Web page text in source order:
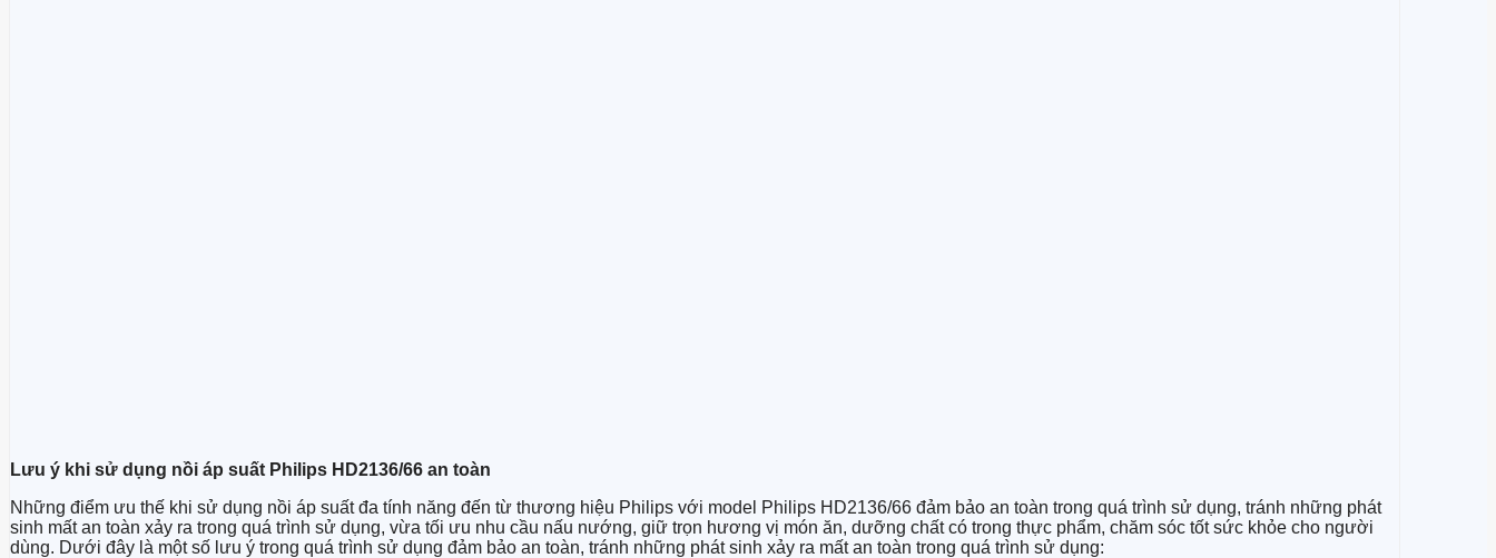
Lưu ý khi sử dụng nồi áp suất Philips HD2136/66 an toàn
Những điểm ưu thế khi sử dụng nồi áp suất đa tính năng đến từ thương hiệu Philips với model Philips HD2136/66 đảm bảo an toàn trong quá trình sử dụng, tránh những phát
sinh mất an toàn xảy ra trong quá trình sử dụng, vừa tối ưu nhu cầu nấu nướng, giữ trọn hương vị món ăn, dưỡng chất có trong thực phẩm, chăm sóc tốt sức khỏe cho người
dùng. Dưới đây là một số lưu ý trong quá trình sử dụng đảm bảo an toàn, tránh những phát sinh xảy ra mất an toàn trong quá trình sử dụng: